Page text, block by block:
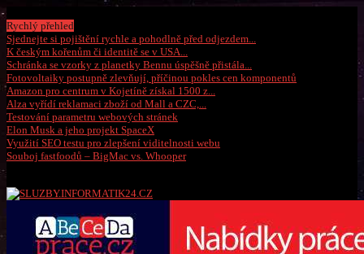
Rychlý přehled
Sjednejte si pojištění rychle a pohodlně před odjezdem...
K českým kořenům či identitě se v USA...
Schránka se vzorky z planetky Bennu úspěšně přistála...
Fotovoltaiky postupně zlevňují, příčinou pokles cen komponentů
Amazon pro centrum v Kojetíně získal 1500 z...
Alza vyřídí reklamaci zboží od Mall a CZC,...
Testování parametru webových stránek
Elon Musk a jeho projekt SpaceX
Využití SEO testu pro zlepšení viditelnosti webu
Souboj fastfoodů – BigMac vs. Whooper